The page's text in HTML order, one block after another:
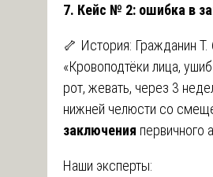
7. Кейс № 2: ошибка в
🦴 История: Гражданин
«Кровоподтёки лица,
рот, жевать, через 3
нижней челюсти со
заключения первичного
Наши эксперты: